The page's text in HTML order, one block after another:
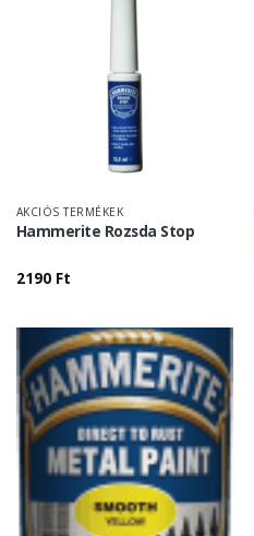
AKCIÓS TERMÉKEK
Hammerite Rozsda Stop
2190 Ft